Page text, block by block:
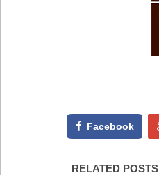
Facebook
RELATED POSTS